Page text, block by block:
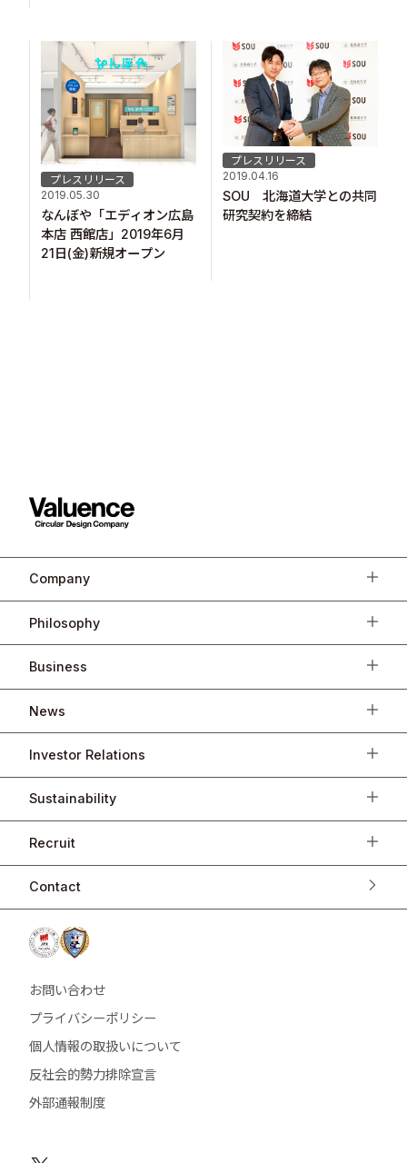
プレスリリース
2019.05.30
なんぼや「エディオン広島
本店 西館店」2019年6月
21日(金)新規オープン
プレスリリース
2019.04.16
SOU 北海道大学との共同
研究契約を締結
Company
Philosophy
Business
News
Investor Relations
Sustainability
Recruit
Contact
お問い合わせ
プライバシーポリシー
個人情報の取扱いについて
反社会的勢力排除宣言
外部通報制度